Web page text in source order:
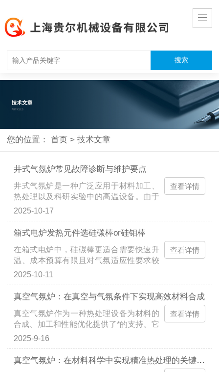
您的位置： 首页 > 技术文章
井式气氛炉常见故障诊断与维护要点
井式气氛炉是一种广泛应用于材料加工、
热处理以及科研实验中的高温设备。由于
其工作环境复杂，长期处于高温、高压和
障。因此，掌握常见故障的诊断方法和维
护要点，对于确保设备的稳定运行和延长
使用寿命至关重要。常见故障诊断加热元
件故障现象：炉温无法达到设定值或加热
过程中断。诊断：检查加热元件是否有断
的颜色变化、使用万用表检测电阻值来判
检查炉体的保温性能，确保热量不会过度
散失。气氛控...
2025-10-17
查看详情
箱式电炉发热元件选硅碳棒or硅钼棒
在箱式电炉中，硅碳棒更适合需要快速升
温、成本预算有限且对气氛适应性要求较
高的场景；硅钼棒更适合需要长时间稳定
高成本的场景。一、核心参数对比参数硅
碳棒硅钼棒材质高纯度碳化硅（SiC）二
硅化钼（MoSi₂）最高使用温度1450℃
（短期可达1650℃）1700℃（热弯工艺可
达1900℃）电阻特性初始电阻低，加热速
度快；随老化电阻逐渐增加初始电阻高，
加热至工作温度需较长时间；电阻随使用
2025-10-11
查看详情
真空气氛炉：在真空与气氛条件下实现高效材料合成
真空气氛炉作为一种热处理设备为材料的
合成、加工和性能优化提供了*的支持。它
能够在真空和各种气氛条件下进行高温处
化需求，成为材料科学家和工程师手中重
要的工具。一、真空与气氛环境的双重优
2025-9-16
查看详情
真空气氛炉：在材料科学中实现精准热处理的关键设备